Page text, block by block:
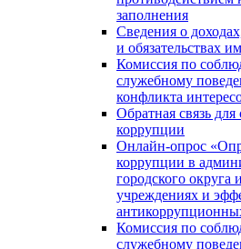
заполнения
Сведения о
и обязательствах
Комиссия по
служебному
конфликта
Обратная связь
коррупции
Онлайн-опрос
коррупции в
городского округа
учреждениях и
Комиссия по
служебному